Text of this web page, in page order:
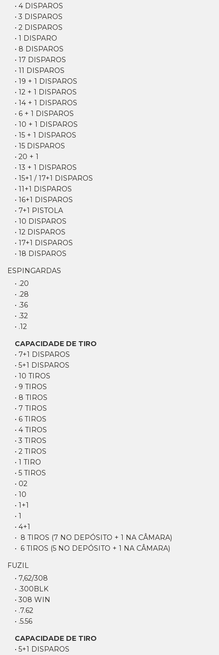
• 4 DISPAROS
• 3 DISPAROS
• 2 DISPAROS
• 1 DISPARO
• 8 DISPAROS
• 17 DISPAROS
• 11 DISPAROS
• 19 + 1 DISPAROS
• 12 + 1 DISPAROS
• 14 + 1 DISPAROS
• 6 + 1 DISPAROS
• 10 + 1 DISPAROS
• 15 + 1 DISPAROS
• 15 DISPAROS
• 20 + 1
• 13 + 1 DISPAROS
• 15+1 / 17+1 DISPAROS
• 11+1 DISPAROS
• 16+1 DISPAROS
• 7+1 PISTOLA
• 10 DISPAROS
• 12 DISPAROS
• 17+1 DISPAROS
• 18 DISPAROS
ESPINGARDAS
• .20
• .28
• .36
• .32
• .12
CAPACIDADE DE TIRO
• 7+1 DISPAROS
• 5+1 DISPAROS
• 10 TIROS
• 9 TIROS
• 8 TIROS
• 7 TIROS
• 6 TIROS
• 4 TIROS
• 3 TIROS
• 2 TIROS
• 1 TIRO
• 5 TIROS
• 02
• 10
• 1+1
• 1
• 4+1
• 8 TIROS (7 NO DEPÓSITO + 1 NA CÂMARA)
• 6 TIROS (5 NO DEPÓSITO + 1 NA CÂMARA)
FUZIL
• 7,62/308
• .300BLK
• 308 WIN
• .7.62
• .5.56
CAPACIDADE DE TIRO
• 5+1 DISPAROS